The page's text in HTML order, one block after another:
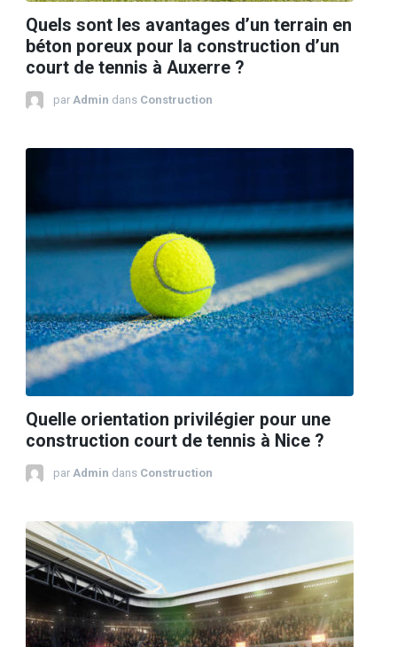
Quels sont les avantages d’un terrain en
béton poreux pour la construction d’un
court de tennis à Auxerre ?
par Admin dans Construction
Quelle orientation privilégier pour une
construction court de tennis à Nice ?
par Admin dans Construction